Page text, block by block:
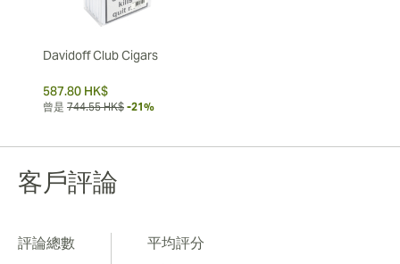
Davidoff Club Cigars
587.80 HK$
曾是 744.55 HK$ -21%
客戶評論
評論總數 平均評分